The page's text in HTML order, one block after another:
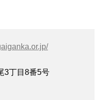
3丁目8番5号